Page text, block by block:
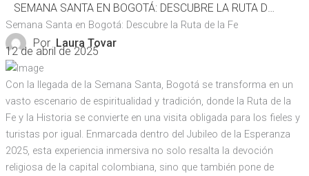
SEMANA SANTA EN BOGOTÁ: DESCUBRE LA RUTA DE LA FE
Semana Santa en Bogotá: Descubre la Ruta de la Fe
Por Laura Tovar
12 de abril de 2025
Con la llegada de la Semana Santa, Bogotá se transforma en un
vasto escenario de espiritualidad y tradición, donde la Ruta de la
Fe y la Historia se convierte en una visita obligada para los fieles y
turistas por igual. Enmarcada dentro del Jubileo de la Esperanza
2025, esta experiencia inmersiva no solo resalta la devoción
religiosa de la capital colombiana, sino que también pone de